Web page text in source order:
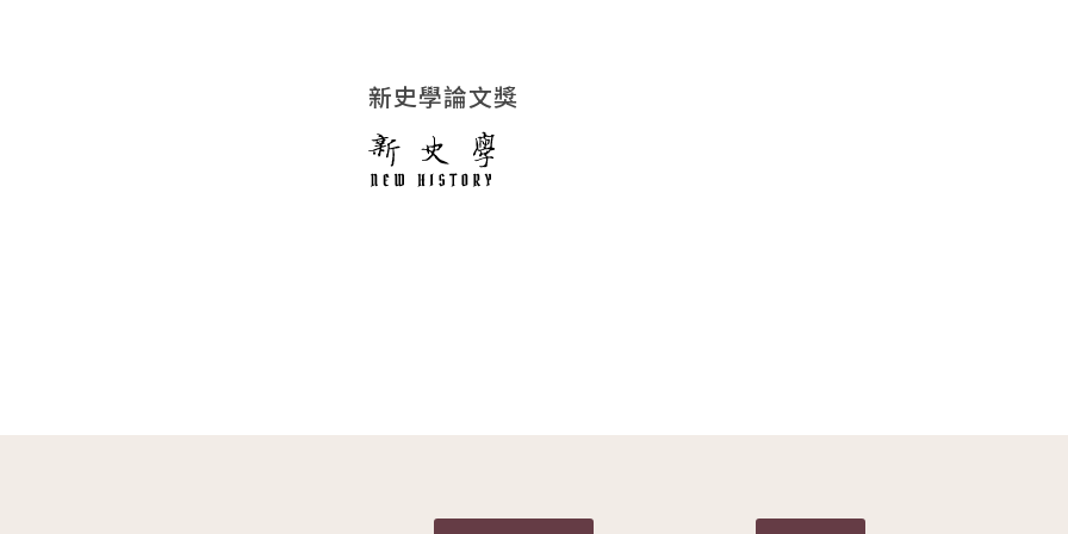
新史學論文獎